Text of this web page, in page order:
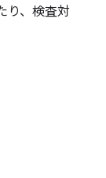
り、検査対